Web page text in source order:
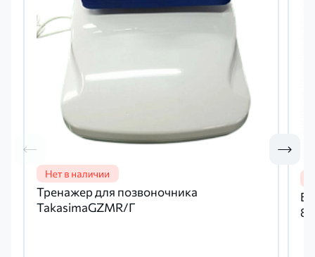
Тренажер для позвоночника
TakasimaGZMR/Г